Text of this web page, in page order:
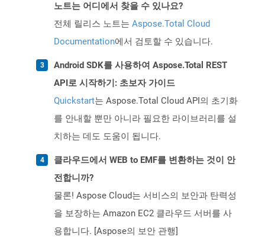
노트는 어디에서 찾을 수 있나요?
전체 릴리스 노트는 Aspose.Total Cloud
Documentation에서 검토할 수 있습니다.
Android SDK를 사용하여 Aspose.Total REST
API로 시작하기: 초보자 가이드
Quickstart는 Aspose.Total Cloud API의 초기화
를 안내할 뿐만 아니라 필요한 라이브러리를 설
치하는 데도 도움이 됩니다.
클라우드에서 WEB to EMF를 변환하는 것이 안
전합니까?
물론! Aspose Cloud는 서비스의 보안과 탄력성
을 보장하는 Amazon EC2 클라우드 서버를 사
용합니다. [Aspose의 보안 관행]